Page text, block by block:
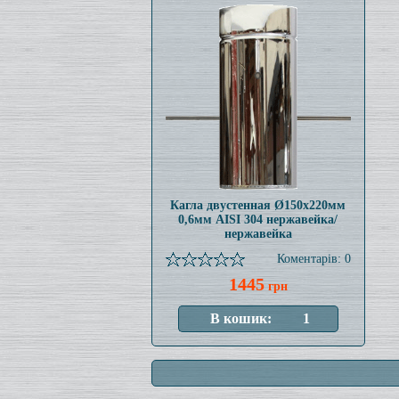
Кагла двустенная Ø150x220мм
0,6мм AISI 304 нержавейка/
нержавейка
Коментарів: 0
1445грн